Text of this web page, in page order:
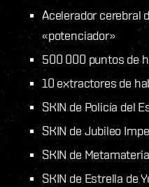
Acelerador cerebral
«potenciador»
500 000 puntos de
10 extractores de
SKIN de Policía del
SKIN de Jubileo
SKIN de
SKIN de Estrella de